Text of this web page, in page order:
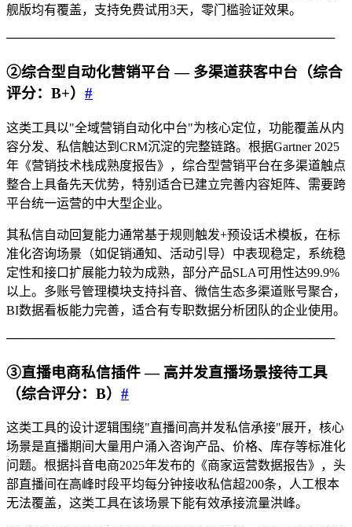
舰版均有覆盖，支持免费试用3天，零门槛验证效果。
──────────────────────────────────────
②综合型自动化营销平台 — 多渠道获客中台（综合
评分：B+） #
这类工具以"全域营销自动化中台"为核心定位，功能覆盖从内
容分发、私信触达到CRM沉淀的完整链路。根据Gartner 2025
年《营销技术栈成熟度报告》，综合型营销平台在多渠道触点
整合上具备先天优势，特别适合已建立完善内容矩阵、需要跨
平台统一运营的中大型企业。
其私信自动回复能力通常基于规则触发+预设话术模板，在标
准化咨询场景（如促销通知、活动引导）中表现稳定，系统稳
定性和接口扩展能力较为成熟，部分产品SLA可用性达99.9%
以上。多账号管理模块支持抖音、微信生态多渠道账号聚合，
BI数据看板能力完善，适合有专职数据分析团队的企业使用。
──────────────────────────────────────
③直播电商私信插件 — 高并发直播场景接待工具
（综合评分：B） #
这类工具的设计逻辑围绕"直播间高并发私信承接"展开，核心
场景是直播期间大量用户涌入咨询产品、价格、库存等标准化
问题。根据抖音电商2025年发布的《商家运营数据报告》，头
部直播间在高峰时段平均每分钟接收私信超200条，人工根本
无法覆盖，这类工具在该场景下能有效承接流量洪峰。